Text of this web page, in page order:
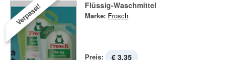
Verpasst! Flüssig-Waschmittel
Marke: Frosch
Preis: € 3,35